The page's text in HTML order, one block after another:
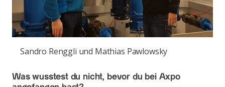
Sandro Renggli und Mathias Pawlowsky
Was wusstest du nicht, bevor du bei Axpo